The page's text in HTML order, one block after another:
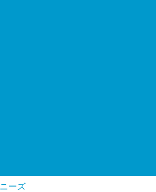
ーズ